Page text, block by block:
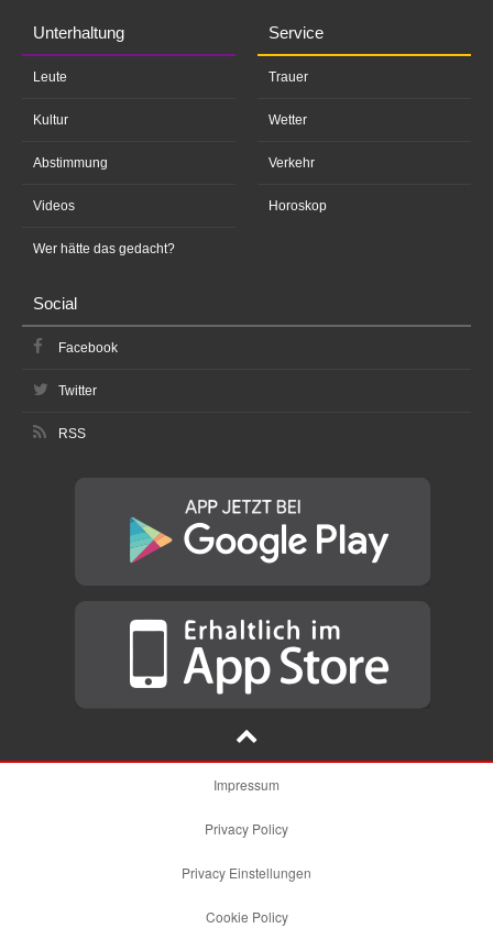
Unterhaltung
Leute
Kultur
Abstimmung
Videos
Wer hätte das gedacht?
Service
Trauer
Wetter
Verkehr
Horoskop
Social
Facebook
Twitter
RSS
Impressum
Privacy Policy
Privacy Einstellungen
Cookie Policy